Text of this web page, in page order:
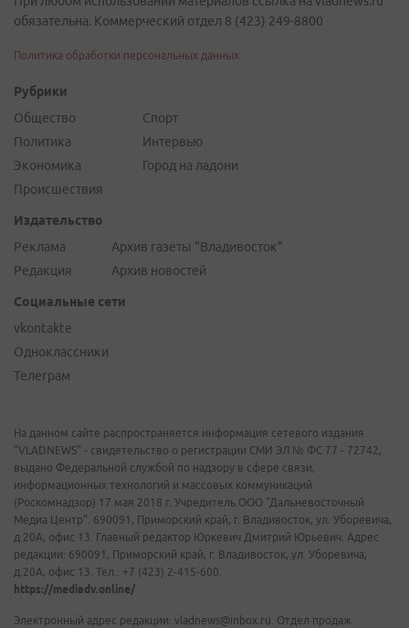
обязательна. Коммерческий отдел 8 (423) 249-8800
Политика обработки персональных данных
Рубрики
Общество
Политика
Экономика
Происшествия
Спорт
Интервью
Город на ладони
Издательство
Реклама
Редакция
Архив газеты "Владивосток"
Архив новостей
Социальные сети
vkontakte
Одноклассники
Телеграм
На данном сайте распространяется информация сетевого издания
"VLADNEWS" - свидетельство о регистрации СМИ ЭЛ № ФС 77 - 72742,
выдано Федеральной службой по надзору в сфере связи,
информационных технологий и массовых коммуникаций
(Роскомнадзор) 17 мая 2018 г. Учредитель ООО "Дальневосточный
Медиа Центр". 690091, Приморский край, г. Владивосток, ул. Уборевича,
д.20А, офис 13. Главный редактор Юркевич Дмитрий Юрьевич. Адрес
редакции: 690091, Приморский край, г. Владивосток, ул. Уборевича,
д.20А, офис 13. Тел.: +7 (423) 2-415-600.
https://mediadv.online/
Электронный адрес редакции: vladnews@inbox.ru. Отдел продаж